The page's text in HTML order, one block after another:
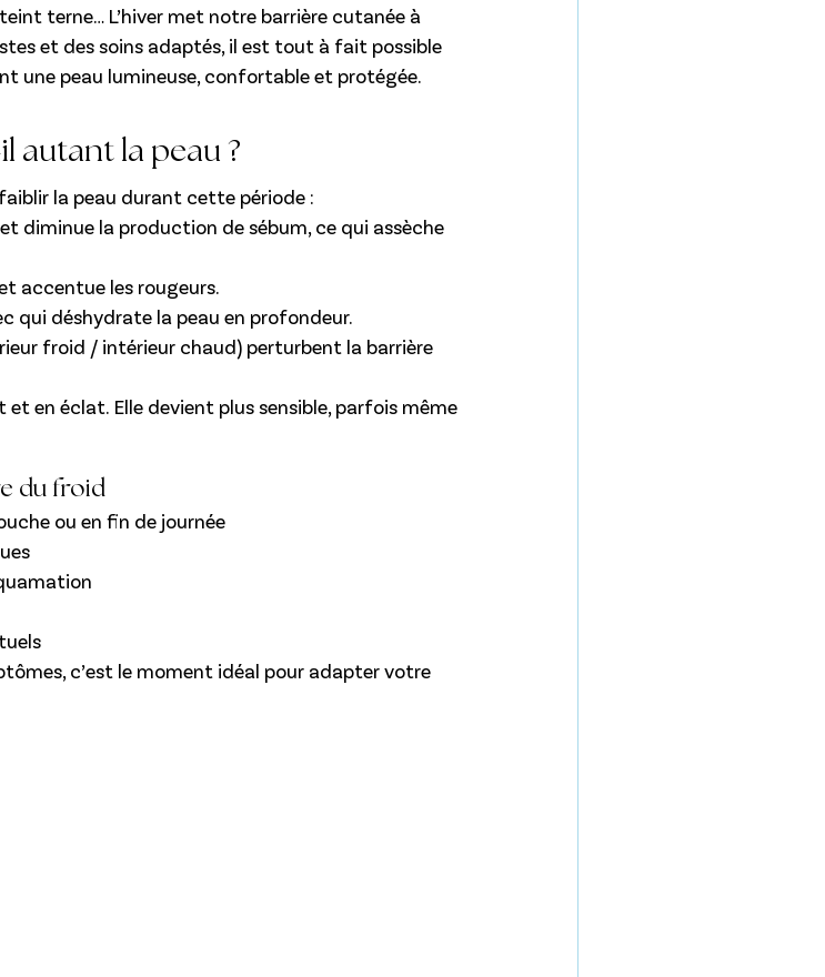
terne… L’hiver met notre barrière cutanée à
et des soins adaptés, il est tout à fait possible
une peau lumineuse, confortable et protégée.
autant la peau ?
la peau durant cette période :
diminue la production de sébum, ce qui assèche
accentue les rougeurs.
qui déshydrate la peau en profondeur.
froid / intérieur chaud) perturbent la barrière
et en éclat. Elle devient plus sensible, parfois même
du froid
ou en fin de journée
c’est le moment idéal pour adapter votre